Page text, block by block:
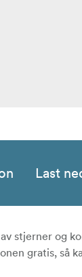
Last
stjerner og
gratis, så